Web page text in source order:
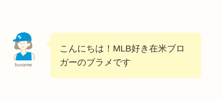
burame
こんにちは！MLB好き在米ブロ
ガーのブラメです